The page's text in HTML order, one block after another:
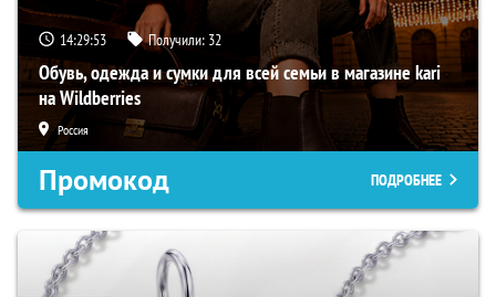
14:29:52 Получили: 32
Обувь, одежда и сумки для всей семьи в магазине kari
на Wildberries
Россия
Промокод ПОДРОБНЕЕ